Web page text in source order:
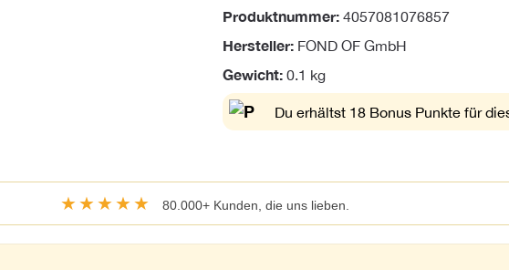
Produktnummer: 4057081076857
Hersteller: FOND OF GmbH
Gewicht: 0.1 kg
Du erhältst 18 Bonus Punkte für
★★★★★ 80.000+ Kunden, die uns lieben.